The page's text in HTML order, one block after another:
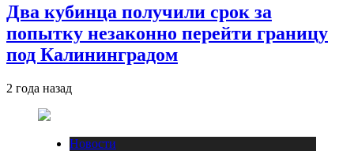
Два кубинца получили срок за
попытку незаконно перейти границу
под Калининградом
2 года назад
Новости